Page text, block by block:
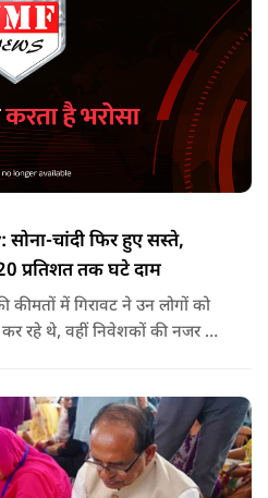
चांदी फिर हुए सस्ते,
प्रतिशत तक घटे दाम
में गिरावट ने उन लोगों को
कर रहे थे, वहीं निवेशकों की नजर अब